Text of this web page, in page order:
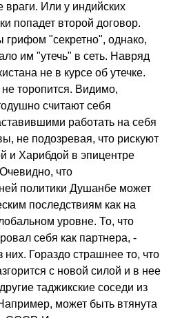
враги. Или у индийских
попадет второй договор.
"секретно", однако,
им "утечь" в сеть. Навряд
не в курсе об утечке.
торопится. Видимо,
считают себя
работать на себя
не подозревая, что рискуют
и Харибдой в эпицентре
что
политики Душанбе может
последствиям как на
уровне. То, что
себя как партнера, -
них. Гораздо страшнее то, что
с новой силой и в нее
таджикские соседи из
может быть втянута